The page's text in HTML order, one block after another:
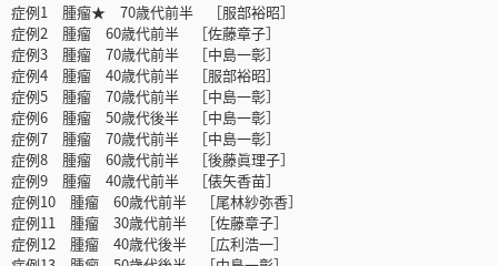
症例1 腫瘤★ 70歳代前半 ［服部裕昭］
症例2 腫瘤 60歳代前半 ［佐藤章子］
症例3 腫瘤 70歳代前半 ［中島一彰］
症例4 腫瘤 40歳代前半 ［服部裕昭］
症例5 腫瘤 70歳代前半 ［中島一彰］
症例6 腫瘤 50歳代後半 ［中島一彰］
症例7 腫瘤 70歳代前半 ［中島一彰］
症例8 腫瘤 60歳代前半 ［後藤眞理子］
症例9 腫瘤 40歳代前半 ［俵矢香苗］
症例10 腫瘤 60歳代前半 ［尾林紗弥香］
症例11 腫瘤 30歳代前半 ［佐藤章子］
症例12 腫瘤 40歳代後半 ［広利浩一］